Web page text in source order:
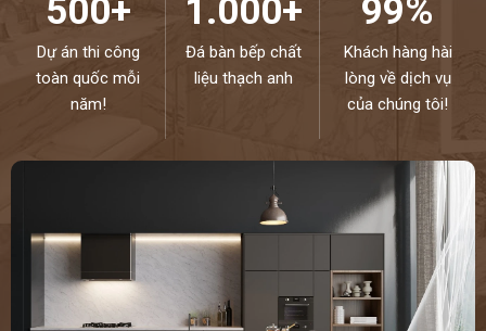
500+
Dự án thi công
toàn quốc mỗi
năm!
1.000+
Đá bàn bếp chất
liệu thạch anh
99%
Khách hàng hài
lòng về dịch vụ
của chúng tôi!